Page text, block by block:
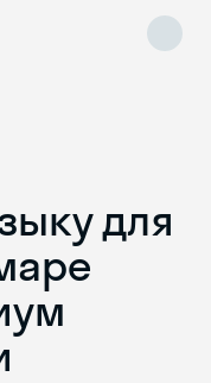
для